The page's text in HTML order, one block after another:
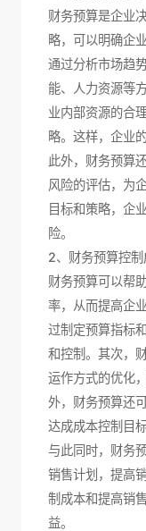
财务预算是企业
略，可以明确企
通过分析市场趋
能、人力资源等
业内部资源的合
略。这样，企业
此外，财务预算
风险的评估，为
目标和策略，企
险。
2、财务预算控
财务预算可以帮
率，从而提高企
过制定预算指标
和控制。其次，
运作方式的优化
外，财务预算还
达成成本控制目标
与此同时，财务
销售计划，提高
制成本和提高销
益。